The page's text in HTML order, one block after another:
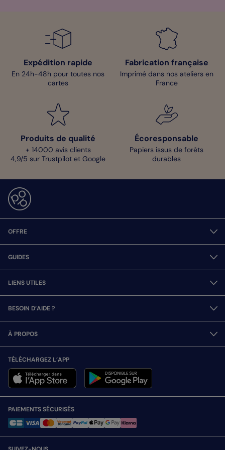
Expédition rapide
En 24h-48h pour toutes nos
cartes
Fabrication française
Imprimé dans nos ateliers en
France
Produits de qualité
+ 14000 avis clients
4,9/5 sur Trustpilot et Google
Écoresponsable
Papiers issus de forêts
durables
OFFRE
GUIDES
LIENS UTILES
BESOIN D’AIDE ?
À PROPOS
TÉLÉCHARGEZ L’APP
PAIEMENTS SÉCURISÉS